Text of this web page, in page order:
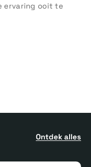
ervaring ooit te
Ontdek alles